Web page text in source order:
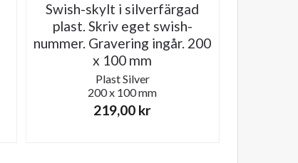
Swish-skylt i silverfärgad
plast. Skriv eget swish-
nummer. Gravering ingår. 200
x 100 mm
PlastSilver
200 x 100 mm
219,00 kr